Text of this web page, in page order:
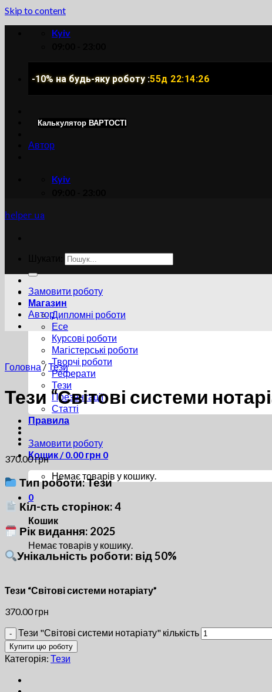
Skip to content
Kyiv
-10% на будь-яку роботу :55д 22:14:25
Калькулятор ВАРТОСТІ
Автор
Kyiv
helper ua
Магазин
Дипломні роботи
Есе
Курсові роботи
Магістерські роботи
Творчі роботи
Реферати
Тези
Презентації
Статті
Правила
Замовити роботу
Кошик /0.00 грн 0
Немає товарів у кошику.
0
Кошик
Немає товарів у кошику.
Замовити роботу
Автор
Головна /Тези
Тези “Світові системи
370.00грн
Тип роботи: Тези
Кіл-сть сторінок: 4
Рік видання: 2025
Унікальність роботи: від 50%
Тези “Світові системи нотаріату”
370.00грн
Тези "Світові системи нотаріату" кількість
Купити цю роботу
Категорія: Тези